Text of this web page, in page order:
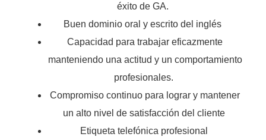
éxito de GA.
Buen dominio oral y escrito del inglés
Capacidad para trabajar eficazmente
manteniendo una actitud y un comportamiento
profesionales.
Compromiso continuo para lograr y mantener
un alto nivel de satisfacción del cliente
Etiqueta telefónica profesional